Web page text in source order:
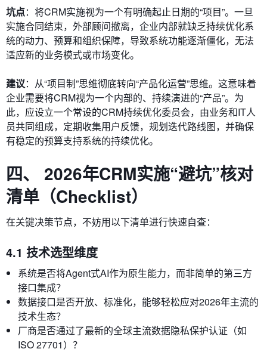
坑点：将CRM实施视为一个有明确起止日期的“项目”。一旦
实施合同结束，外部顾问撤离，企业内部就缺乏持续优化系
统的动力、预算和组织保障，导致系统功能逐渐僵化，无法
适应新的业务模式或市场变化。
建议：从“项目制”思维彻底转向“产品化运营”思维。这意味着
企业需要将CRM视为一个内部的、持续演进的“产品”。为
此，应设立一个常设的CRM持续优化委员会，由业务和IT人
员共同组成，定期收集用户反馈，规划迭代路线图，并确保
有稳定的预算支持系统的持续优化。
四、 2026年CRM实施“避坑”核对
清单（Checklist）
在关键决策节点，不妨用以下清单进行快速自查：
4.1 技术选型维度
系统是否将Agent式AI作为原生能力，而非简单的第三方
接口集成？
数据接口是否开放、标准化，能够轻松应对2026年主流的
技术生态？
厂商是否通过了最新的全球主流数据隐私保护认证（如
ISO 27701）？